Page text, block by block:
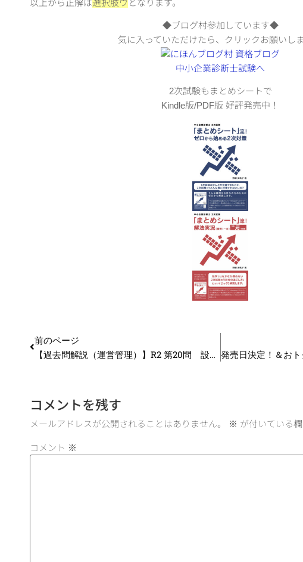
以上から正解は選択肢ウ となります。
◆ブログ村参加しています◆
気に入っていただけたら、クリックお願いしま
2次試験もまとめシートで
Kindle版/PDF版 好評発売中！
前のページ
【過去問解説（運営管理）】R2 第20問 設備管理
コメントを残す
メールアドレスが公開されることはありません。 ※ が付いている
コメント ※